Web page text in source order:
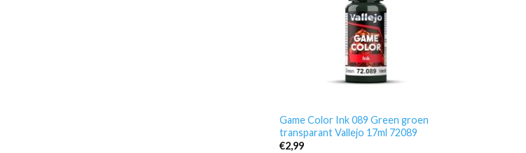
Game Color Ink 089 Green groen
transparant Vallejo 17ml 72089
€2,99